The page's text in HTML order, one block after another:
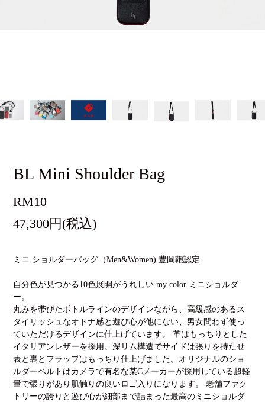
BL Mini Shoulder Bag
RM10
47,300円(税込)
ミニ ショルダーバッグ（Men&Women) 豊岡鞄認定
自分色が見つかる10色展開がうれしい my color ミニショルダ
ー。
丸みを帯びたボトルラインのデザインながら、高級感のあるス
タイリッシュなオトナ感と遊び心が他にない、男女問わず使っ
ていただけるデザインに仕上げています。 革はもっちりとした
イタリアンレザーを採用。深リム構造でサイドは張りを持たせ
表と裏とフラップはもっちり仕上げました。オリジナルのショ
ルダーベルトはカメラで有名な某Cメーカーが採用している超軽
量で張りがあり肌触りの良いロゴ入りになります。 老舗ファク
トリーの誇りと遊び心が細部まで詰まった最高のミニショルダ